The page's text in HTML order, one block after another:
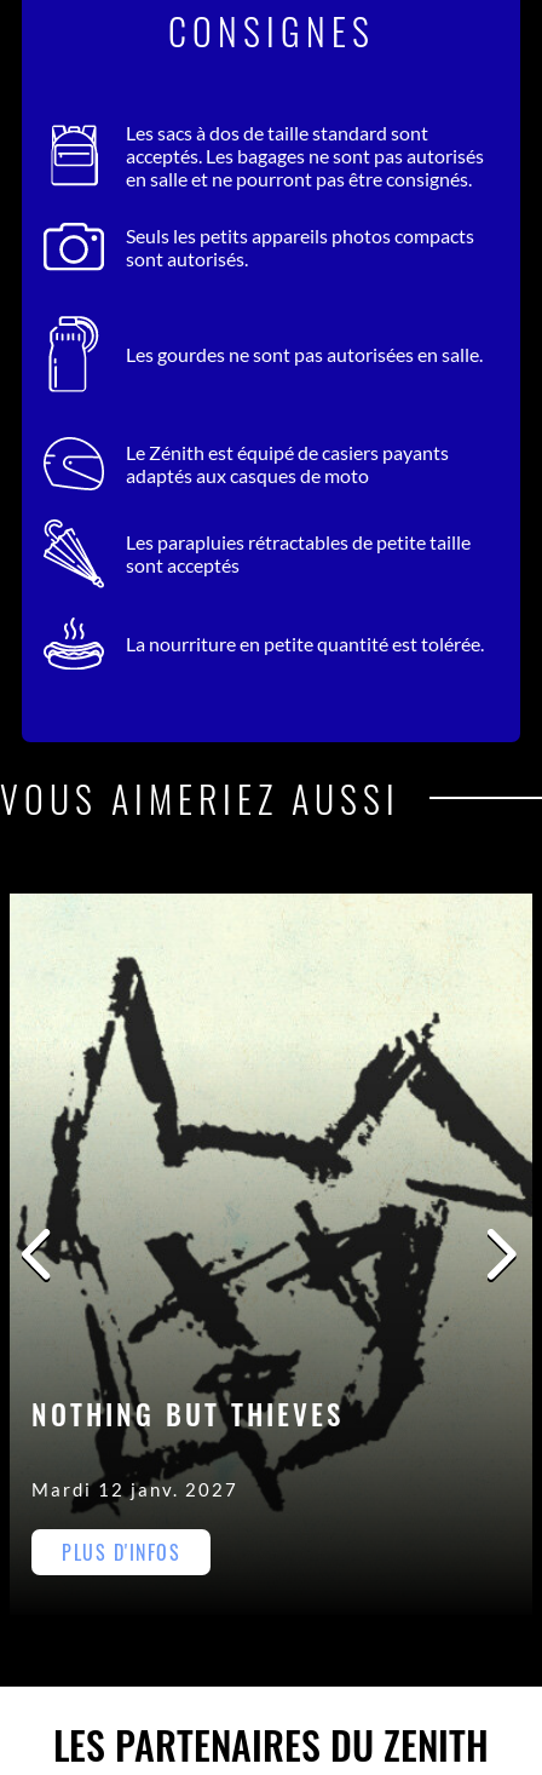
CONSIGNES
Les sacs à dos de taille standard sont
acceptés. Les bagages ne sont pas autorisés
en salle et ne pourront pas être consignés.
Seuls les petits appareils photos compacts
sont autorisés.
Les gourdes ne sont pas autorisées en salle.
Le Zénith est équipé de casiers payants
adaptés aux casques de moto
Les parapluies rétractables de petite taille
sont acceptés
La nourriture en petite quantité est tolérée.
VOUS AIMERIEZ AUSSI
NOTHING BUT THIEVES
Mardi 12 janv. 2027
PLUS D'INFOS
LES PARTENAIRES DU ZENITH